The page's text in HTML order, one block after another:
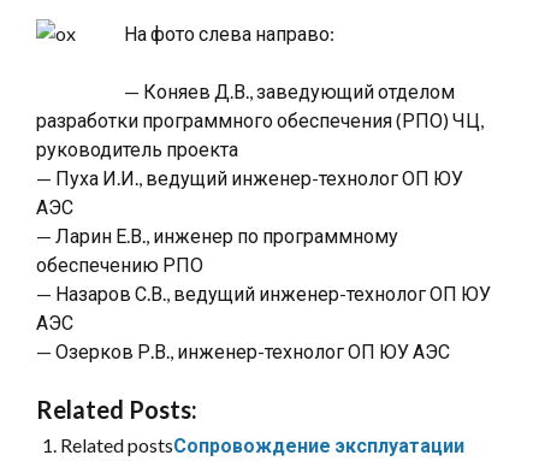
На фото слева направо:
— Коняев Д.В., заведующий отделом
разработки программного обеспечения (РПО) ЧЦ,
руководитель проекта
— Пуха И.И., ведущий инженер-технолог ОП ЮУ
АЭС
— Ларин Е.В., инженер по программному
обеспечению РПО
— Назаров С.В., ведущий инженер-технолог ОП ЮУ
АЭС
— Озерков Р.В., инженер-технолог ОП ЮУ АЭС
Related Posts:
Related postsСопровождение эксплуатации